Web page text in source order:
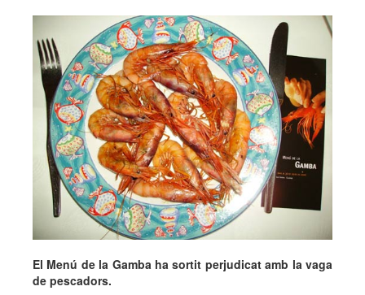
El Menú de la Gamba ha sortit perjudicat amb la vaga
de pescadors.